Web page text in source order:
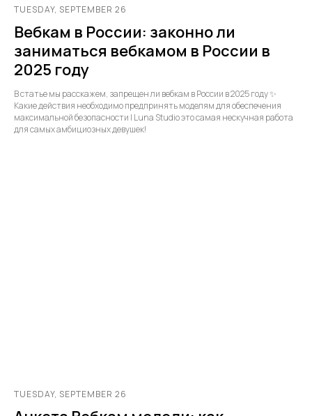
TUESDAY, SEPTEMBER 26
Вебкам в России: законно ли
заниматься вебкамом в России в
2025 году
В статье мы расскажем, запрещен ли вебкам в России в 2025 году ✨
Какие действия необходимо предпринять моделям для обеспечения
максимальной безопасности | Luna Studio это самая нескучная работа
для самых амбициозных девушек!
TUESDAY, SEPTEMBER 26